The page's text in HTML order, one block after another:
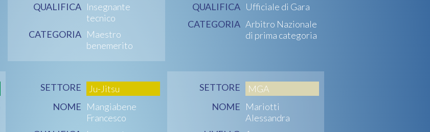
QUALIFICA Insegnante
tecnico
CATEGORIA Maestro
benemerito
QUALIFICA Ufficiale di Gara
CATEGORIA Arbitro Nazionale
di prima categoria
SETTORE
Ju-Jitsu
NOME Mangiabene
Francesco
SETTORE
MGA
NOME Mariotti
Alessandra